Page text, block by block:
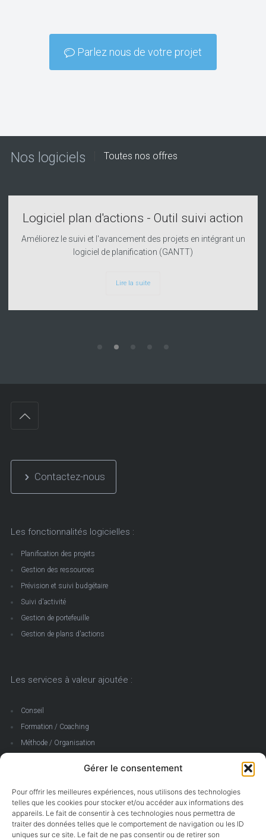
Gérer le consentement
Pour offrir les meilleures expériences, nous utilisons des technologies
telles que les cookies pour stocker et/ou accéder aux informations des
appareils. Le fait de consentir à ces technologies nous permettra de
traiter des données telles que le comportement de navigation ou les ID
uniques sur ce site. Le fait de ne pas consentir ou de retirer son
Parlez nous de votre projet
Nos logiciels Toutes nos offres
Logiciel plan d'actions - Outil suivi action
Améliorez le suivi et l'avancement des projets en intégrant un
logiciel de planification (GANTT)
Lire la suite
Contactez-nous
Les fonctionnalités logicielles :
Planification des projets
Gestion des ressources
Prévision et suivi budgétaire
Suivi d'activité
Gestion de portefeuille
Gestion de plans d'actions
Les services à valeur ajoutée :
Conseil
Formation / Coaching
Méthode / Organisation
Direction de projets / PMO
Plan du site